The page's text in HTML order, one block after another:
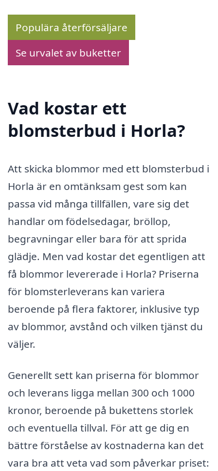
Populära återförsäljare
Se urvalet av buketter
Vad kostar ett
blomsterbud i Horla?
Att skicka blommor med ett blomsterbud i
Horla är en omtänksam gest som kan
passa vid många tillfällen, vare sig det
handlar om födelsedagar, bröllop,
begravningar eller bara för att sprida
glädje. Men vad kostar det egentligen att
få blommor levererade i Horla? Priserna
för blomsterleverans kan variera
beroende på flera faktorer, inklusive typ
av blommor, avstånd och vilken tjänst du
väljer.
Generellt sett kan priserna för blommor
och leverans ligga mellan 300 och 1000
kronor, beroende på bukettens storlek
och eventuella tillval. För att ge dig en
bättre förståelse av kostnaderna kan det
vara bra att veta vad som påverkar priset: